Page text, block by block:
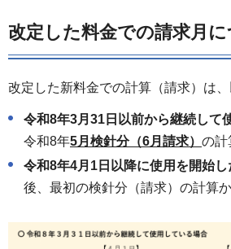
改定した料金での請求月
改定した新料金での計算（請求）は、
令和8年3月31日以前から継続して
令和8年5月検針分（6月請求） の計
令和8年4月1日以降に使用を開始し
後、最初の検針分（請求）の計算